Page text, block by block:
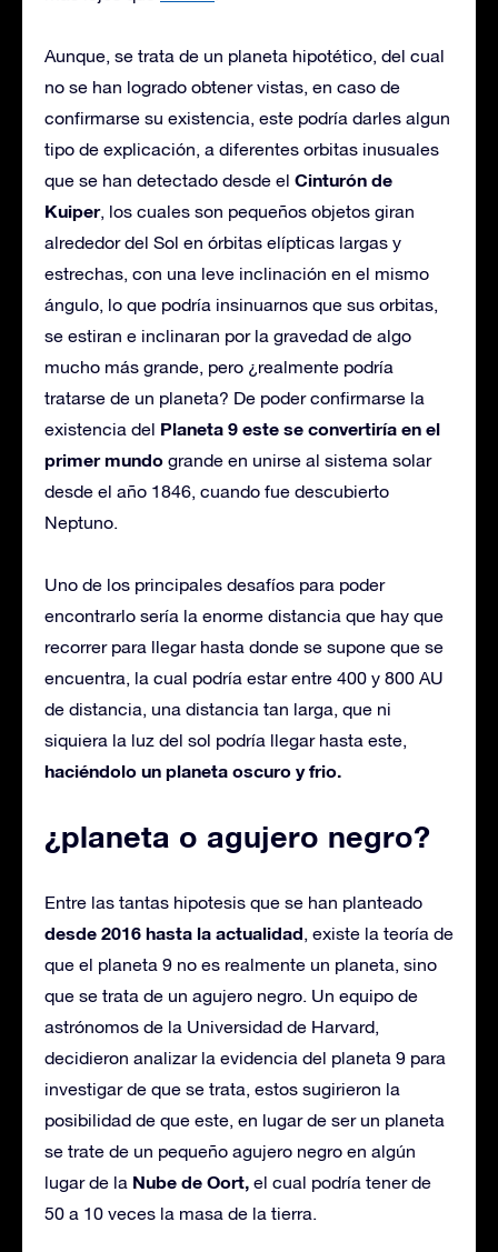
Aunque, se trata de un planeta hipotético, del cual
no se han logrado obtener vistas, en caso de
confirmarse su existencia, este podría darles algun
tipo de explicación, a diferentes orbitas inusuales
que se han detectado desde el Cinturón de
Kuiper, los cuales son pequeños objetos giran
alrededor del Sol en órbitas elípticas largas y
estrechas, con una leve inclinación en el mismo
ángulo, lo que podría insinuarnos que sus orbitas,
se estiran e inclinaran por la gravedad de algo
mucho más grande, pero ¿realmente podría
tratarse de un planeta? De poder confirmarse la
existencia del Planeta 9 este se convertiría en el
primer mundo grande en unirse al sistema solar
desde el año 1846, cuando fue descubierto
Neptuno.
Uno de los principales desafíos para poder
encontrarlo sería la enorme distancia que hay que
recorrer para llegar hasta donde se supone que se
encuentra, la cual podría estar entre 400 y 800 AU
de distancia, una distancia tan larga, que ni
siquiera la luz del sol podría llegar hasta este,
haciéndolo un planeta oscuro y frio.
¿planeta o agujero negro?
Entre las tantas hipotesis que se han planteado
desde 2016 hasta la actualidad, existe la teoría de
que el planeta 9 no es realmente un planeta, sino
que se trata de un agujero negro. Un equipo de
astrónomos de la Universidad de Harvard,
decidieron analizar la evidencia del planeta 9 para
investigar de que se trata, estos sugirieron la
posibilidad de que este, en lugar de ser un planeta
se trate de un pequeño agujero negro en algún
lugar de la Nube de Oort, el cual podría tener de
50 a 10 veces la masa de la tierra.